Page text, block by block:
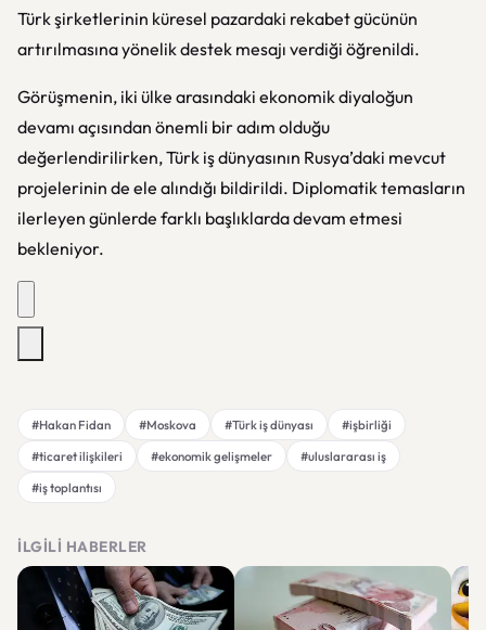
Türk şirketlerinin küresel pazardaki rekabet gücünün
artırılmasına yönelik destek mesajı verdiği öğrenildi.
Görüşmenin, iki ülke arasındaki ekonomik diyaloğun
devamı açısından önemli bir adım olduğu
değerlendirilirken, Türk iş dünyasının Rusya’daki mevcut
projelerinin de ele alındığı bildirildi. Diplomatik temasların
ilerleyen günlerde farklı başlıklarda devam etmesi
bekleniyor.
#Hakan Fidan #Moskova #Türk iş dünyası
#işbirliği
#ticaret ilişkileri
#ekonomik gelişmeler
#uluslararası iş
#iş toplantısı
İLGILI HABERLER